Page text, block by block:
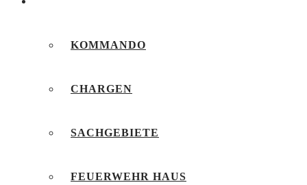
KOMMANDO
CHARGEN
SACHGEBIETE
FEUERWEHR HAUS